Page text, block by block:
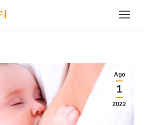
Ago
1
2022